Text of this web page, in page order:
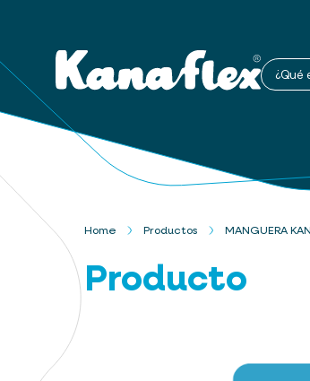
¿Qué
Home Productos MANGUERA
Producto